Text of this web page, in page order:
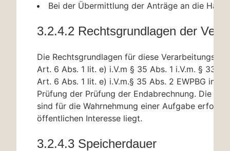
Bei der Übermittlung der Anträge an die
3.2.4.2 Rechtsgrundlagen der
Die Rechtsgrundlagen für diese
Art. 6 Abs. 1 lit. e) i.V.m § 35 Abs. 1 i.V.m. § 33
Art. 6 Abs. 1 lit. e) i.V.m.§ 35 Abs. 2 EWPBG im
Prüfung der Prüfung der Endabrechnung. Die
sind für die Wahrnehmung einer Aufgabe
öffentlichen Interesse liegt.
3.2.4.3 Speicherdauer